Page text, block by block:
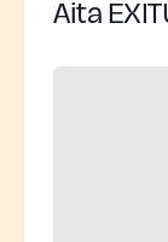
Aita